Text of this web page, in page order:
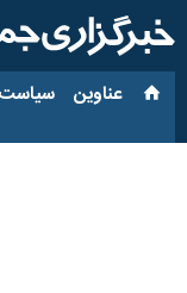
عناوین‌ سیاست